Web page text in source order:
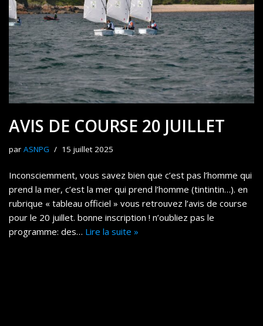
AVIS DE COURSE 20 JUILLET
par ASNPG 15 juillet 2025
Inconsciemment, vous savez bien que c’est pas l’homme qui
prend la mer, c’est la mer qui prend l’homme (tintintin…). en
rubrique « tableau officiel » vous retrouvez l’avis de course
pour le 20 juillet. bonne inscription ! n’oubliez pas le
programme: des… Lire la suite »